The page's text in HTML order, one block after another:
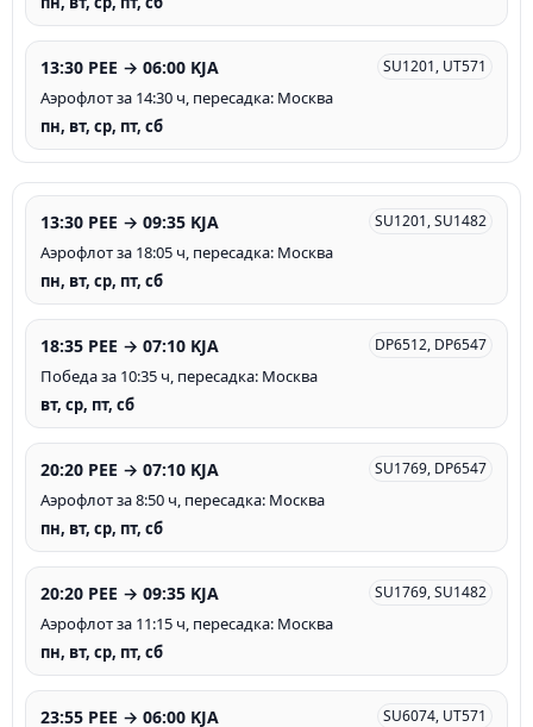
13:30 PEE → 06:00 KJA SU1201, UT571
Аэрофлот за 14:30 ч, пересадка: Москва
пн, вт, ср, пт, сб
13:30 PEE → 09:35 KJA SU1201, SU1482
Аэрофлот за 18:05 ч, пересадка: Москва
пн, вт, ср, пт, сб
18:35 PEE → 07:10 KJA DP6512, DP6547
Победа за 10:35 ч, пересадка: Москва
вт, ср, пт, сб
20:20 PEE → 07:10 KJA SU1769, DP6547
Аэрофлот за 8:50 ч, пересадка: Москва
пн, вт, ср, пт, сб
20:20 PEE → 09:35 KJA SU1769, SU1482
Аэрофлот за 11:15 ч, пересадка: Москва
пн, вт, ср, пт, сб
23:55 PEE → 06:00 KJA SU6074, UT571